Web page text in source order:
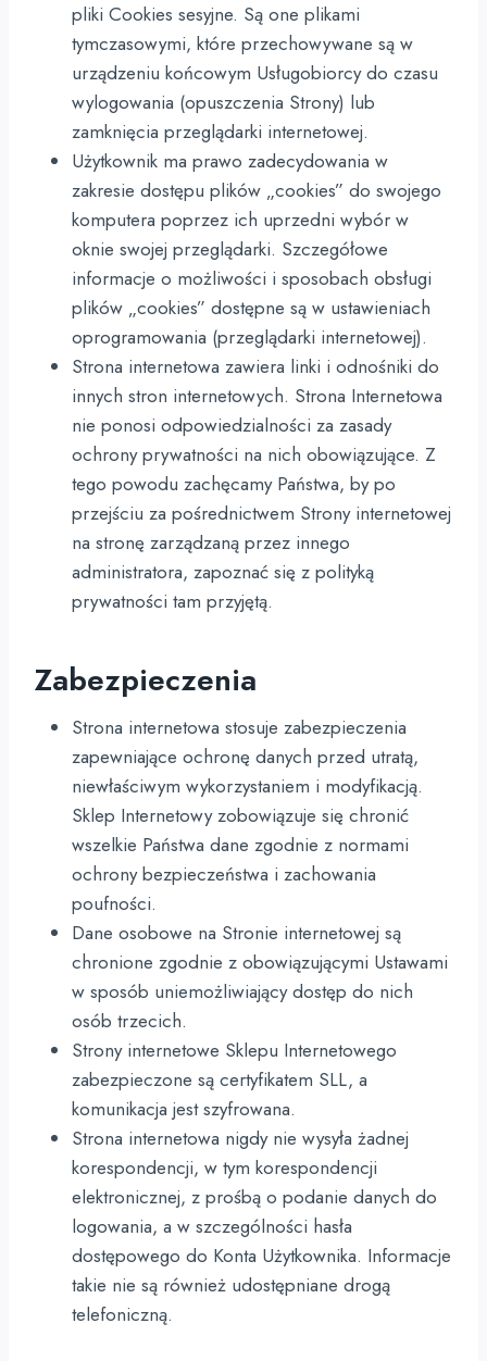
pliki Cookies sesyjne. Są one plikami
tymczasowymi, które przechowywane są w
urządzeniu końcowym Usługobiorcy do czasu
wylogowania (opuszczenia Strony) lub
zamknięcia przeglądarki internetowej.
Użytkownik ma prawo zadecydowania w
zakresie dostępu plików „cookies” do swojego
komputera poprzez ich uprzedni wybór w
oknie swojej przeglądarki. Szczegółowe
informacje o możliwości i sposobach obsługi
plików „cookies” dostępne są w ustawieniach
oprogramowania (przeglądarki internetowej).
Strona internetowa zawiera linki i odnośniki do
innych stron internetowych. Strona Internetowa
nie ponosi odpowiedzialności za zasady
ochrony prywatności na nich obowiązujące. Z
tego powodu zachęcamy Państwa, by po
przejściu za pośrednictwem Strony internetowej
na stronę zarządzaną przez innego
administratora, zapoznać się z polityką
prywatności tam przyjętą.
Zabezpieczenia
Strona internetowa stosuje zabezpieczenia
zapewniające ochronę danych przed utratą,
niewłaściwym wykorzystaniem i modyfikacją.
Sklep Internetowy zobowiązuje się chronić
wszelkie Państwa dane zgodnie z normami
ochrony bezpieczeństwa i zachowania
poufności.
Dane osobowe na Stronie internetowej są
chronione zgodnie z obowiązującymi Ustawami
w sposób uniemożliwiający dostęp do nich
osób trzecich.
Strony internetowe Sklepu Internetowego
zabezpieczone są certyfikatem SLL, a
komunikacja jest szyfrowana.
Strona internetowa nigdy nie wysyła żadnej
korespondencji, w tym korespondencji
elektronicznej, z prośbą o podanie danych do
logowania, a w szczególności hasła
dostępowego do Konta Użytkownika. Informacje
takie nie są również udostępniane drogą
telefoniczną.